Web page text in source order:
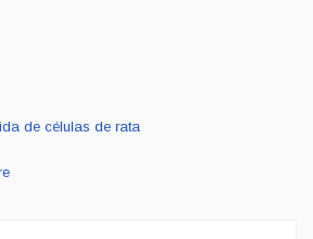
de células de rata